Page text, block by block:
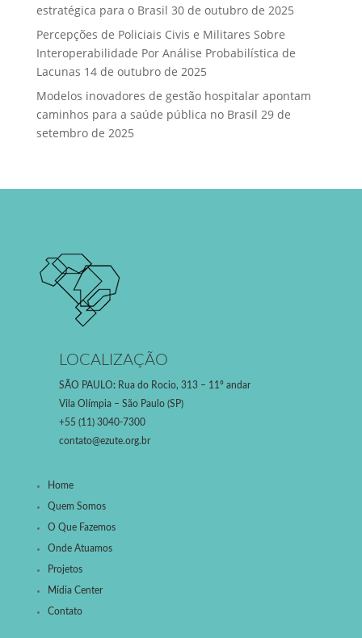
estratégica para o Brasil 30 de outubro de 2025
Percepções de Policiais Civis e Militares Sobre
Interoperabilidade Por Análise Probabilística de
Lacunas 14 de outubro de 2025
Modelos inovadores de gestão hospitalar apontam
caminhos para a saúde pública no Brasil 29 de
setembro de 2025
LOCALIZAÇÃO
SÃO PAULO: Rua do Rocio, 313 – 11º andar
Vila Olímpia – São Paulo (SP)
+55 (11) 3040-7300
contato@ezute.org.br
Home
Quem Somos
O Que Fazemos
Onde Atuamos
Projetos
Mídia Center
Contato